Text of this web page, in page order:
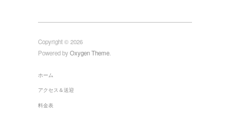
Copyright © 2026
Powered byOxygen Theme
ホーム
アクセス＆送迎
料金表